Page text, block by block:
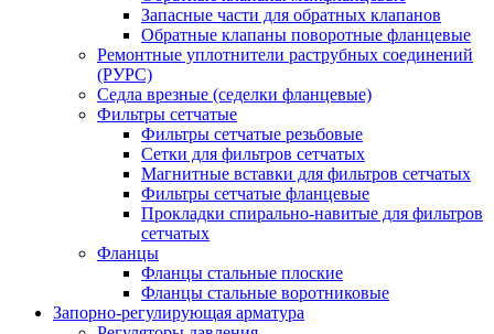
Запасные части для обратных клапанов
Обратные клапаны поворотные фланцевые
Ремонтные уплотнители раструбных соединений
(РУРС)
Седла врезные (седелки фланцевые)
Фильтры сетчатые
Фильтры сетчатые резьбовые
Сетки для фильтров сетчатых
Магнитные вставки для фильтров сетчатых
Фильтры сетчатые фланцевые
Прокладки спирально-навитые для фильтров
сетчатых
Фланцы
Фланцы стальные плоские
Фланцы стальные воротниковые
Запорно-регулирующая арматура